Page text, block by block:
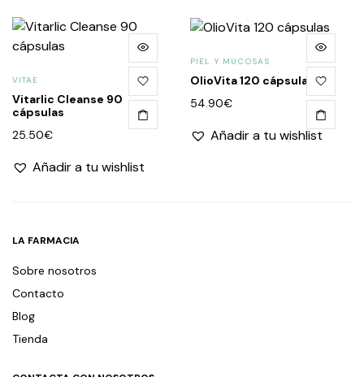
VITAE
Vitarlic Cleanse 90
cápsulas
25.50€
Añadir a tu wishlist
PIEL Y MUCOSAS
OlioVita 120 cápsulas
54.90€
Añadir a tu wishlist
LA FARMACIA
Sobre nosotros
Contacto
Blog
Tienda